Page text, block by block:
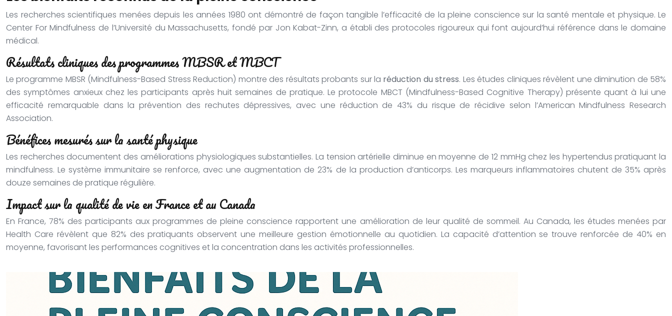
Les recherches scientifiques menées depuis les années 1980 ont démontré de façon tangible l’efficacité de la pleine conscience sur la santé mentale et physique. Le
Center For Mindfulness de l’Université du Massachusetts, fondé par Jon Kabat-Zinn, a établi des protocoles rigoureux qui font aujourd’hui référence dans le domaine
médical.
Résultats cliniques des programmes MBSR et MBCT
Le programme MBSR (Mindfulness-Based Stress Reduction) montre des résultats probants sur la réduction du stress. Les études cliniques révèlent une diminution de 58%
des symptômes anxieux chez les participants après huit semaines de pratique. Le protocole MBCT (Mindfulness-Based Cognitive Therapy) présente quant à lui une
efficacité remarquable dans la prévention des rechutes dépressives, avec une réduction de 43% du risque de récidive selon l’American Mindfulness Research
Association.
Bénéfices mesurés sur la santé physique
Les recherches documentent des améliorations physiologiques substantielles. La tension artérielle diminue en moyenne de 12 mmHg chez les hypertendus pratiquant la
mindfulness. Le système immunitaire se renforce, avec une augmentation de 23% de la production d’anticorps. Les marqueurs inflammatoires chutent de 35% après
douze semaines de pratique régulière.
Impact sur la qualité de vie en France et au Canada
En France, 78% des participants aux programmes de pleine conscience rapportent une amélioration de leur qualité de sommeil. Au Canada, les études menées par
Health Care révèlent que 82% des pratiquants observent une meilleure gestion émotionnelle au quotidien. La capacité d’attention se trouve renforcée de 40% en
moyenne, favorisant les performances cognitives et la concentration dans les activités professionnelles.